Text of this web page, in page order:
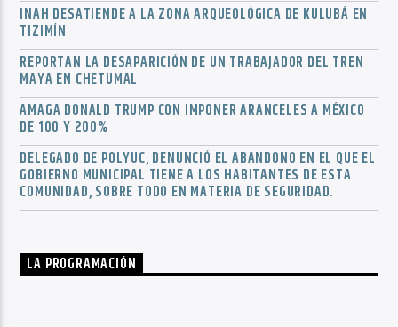
INAH DESATIENDE A LA ZONA ARQUEOLÓGICA DE KULUBÁ EN
TIZIMÍN
REPORTAN LA DESAPARICIÓN DE UN TRABAJADOR DEL TREN
MAYA EN CHETUMAL
AMAGA DONALD TRUMP CON IMPONER ARANCELES A MÉXICO
DE 100 Y 200%
DELEGADO DE POLYUC, DENUNCIÓ EL ABANDONO EN EL QUE EL
GOBIERNO MUNICIPAL TIENE A LOS HABITANTES DE ESTA
COMUNIDAD, SOBRE TODO EN MATERIA DE SEGURIDAD.
LA PROGRAMACIÓN